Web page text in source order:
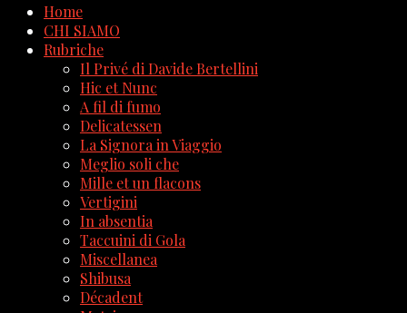
Home
CHI SIAMO
Rubriche
Il Privé di Davide Bertellini
Hic et Nunc
A fil di fumo
Delicatessen
La Signora in Viaggio
Meglio soli che
Mille et un flacons
Vertigini
In absentia
Taccuini di Gola
Miscellanea
Shibusa
Décadent